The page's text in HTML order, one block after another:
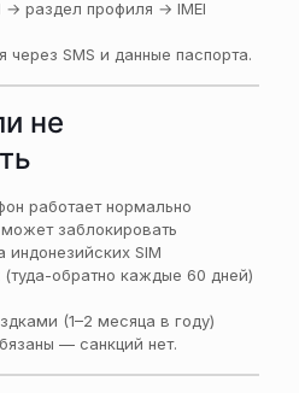
раздел профиля → IMEI
через SMS и данные паспорта.
не
работает нормально
заблокировать
индонезийских SIM
обратно каждые 60 дней)
(1–2 месяца в году)
— санкций нет.